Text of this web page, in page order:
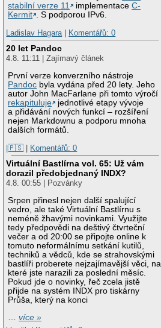
stabilní verze 11
implementaceC-
Kermit
. S podporou IPv6.
Ladislav Hagara | Komentářů: 0
20 let Pandoc
4.8. 11:11 | Zajímavý článek
První verze konverzního nástroje
Pandoc byla vydána před 20 lety. Jeho
autor John MacFarlane při tomto výročí
rekapituluje
jednotlivé etapy vývoje
a přidávání nových funkcí – rozšíření
nejen Markdownu a podporu mnoha
dalších formátů.
|🇵🇸 | Komentářů: 0
Virtuální Bastlírna vol. 65: Už vám
dorazil předobjednaný INDX?
4.8. 00:55 | Pozvánky
Srpen přinesl nejen další spalující
vedro, ale také Virtuální Bastlírnu s
neméně žhavými novinkami. Využijte
tedy předpovědi na deštivý čtvrteční
večer a od 20:00 se připojte online k
tomuto neformálnímu setkání kutilů,
techniků a vědců, kde se strahovskými
bastlíři proberete nejzajímavější věci, na
které jste narazili za poslední měsíc.
Pokud jde o novinky, řeč zcela jistě
přijde na systém INDX pro tiskárny
Průša, který na konci
…více »